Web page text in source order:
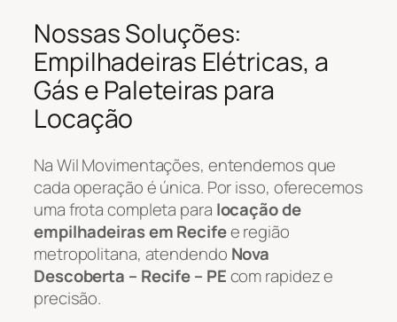
Nossas Soluções:
Empilhadeiras Elétricas, a
Gás e Paleteiras para
Locação
Na Wil Movimentações, entendemos que
cada operação é única. Por isso, oferecemos
uma frota completa para locação de
empilhadeiras em Recifee região
metropolitana, atendendo Nova
Descoberta – Recife – PEcom rapidez e
precisão.